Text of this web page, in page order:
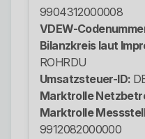
9904312000008
VDEW-
Bilanzkreis laut
ROHRDU
Umsatzsteuer-ID:
Marktrolle
Marktrolle
9912082000000